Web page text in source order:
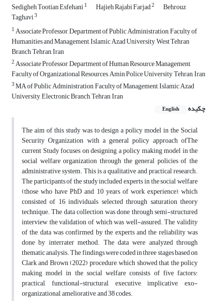
Sedigheh Tootian Esfehani1 Hajieh Rajabi Farjad2 Behrouz
Taghavi3
1Associate Professor, Department of Public Administration, Faculty of
Humanities and Management, Islamic Azad University, West Tehran
Branch, Tehran, Iran
2Associate Professor, Department of Human Resource Management,
Faculty of Organizational Resources, Amin Police University, Tehran, Iran
3MA of Public Administration, Faculty of Management, Islamic Azad
University, Electronic Branch, Tehran, Iran
چکیده
English
The aim of this study was to design a policy model in the Social
Security Organization with a general policy approach ofThe
current Study focuses on designing a policy making model in the
social welfare organization through the general policies of the
administrative system. This is a qualitative and practical research.
The participants of the study included experts in the social welfare
(those who have PhD and 10 years of work experience), which
consisted of 16 individuals selected through saturation theory
technique. The data collection was done through semi-structured
interview the validation of which was well-assured. The validity
of the data was confirmed by the experts and the reliability was
done by interrater method. The data were analyzed through
thematic analysis. The findings were coded in three stages based on
Clark and Brown (2022) procedure, which showed that the policy
making model in the social welfare consists of five factors:
practical, functional-structural, executive, implicative, exo-
organizational, ameliorative, and 38 codes.